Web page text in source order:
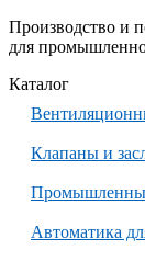
Производство и
для
Каталог
Клапаны и
Автоматика